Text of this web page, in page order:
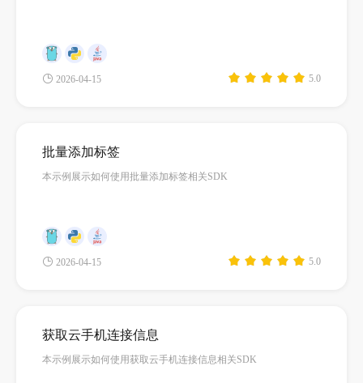
2026-04-15 5.0
批量添加标签
本示例展示如何使用批量添加标签相关SDK
2026-04-15 5.0
获取云手机连接信息
本示例展示如何使用获取云手机连接信息相关SDK